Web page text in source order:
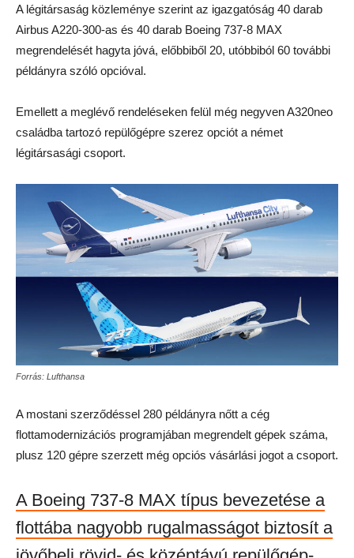
A légitársaság közleménye szerint az igazgatóság 40 darab
Airbus A220-300-as és 40 darab Boeing 737-8 MAX
megrendelését hagyta jóvá, előbbiből 20, utóbbiból 60 további
példányra szóló opcióval.
Emellett a meglévő rendeléseken felül még negyven A320neo
családba tartozó repülőgépre szerez opciót a német
légitársasági csoport.
Forrás: Lufthansa
A mostani szerződéssel 280 példányra nőtt a cég
flottamodernizációs programjában megrendelt gépek száma,
plusz 120 gépre szerzett még opciós vásárlási jogot a csoport.
A Boeing 737-8 MAX típus bevezetése a
flottába nagyobb rugalmasságot biztosít a